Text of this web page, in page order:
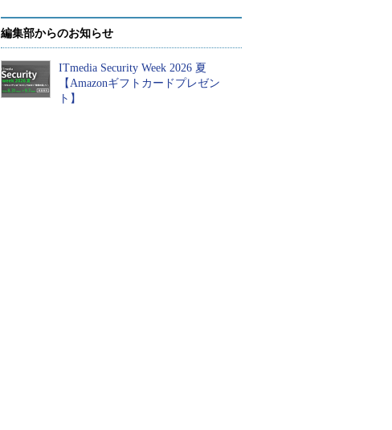
編集部からのお知らせ
ITmedia Security Week 2026 夏
【Amazonギフトカードプレゼン
ト】